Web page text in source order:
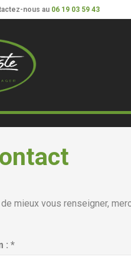
mieux vous renseigner,
: *
nous au 06 19 03 59 43
des cookies